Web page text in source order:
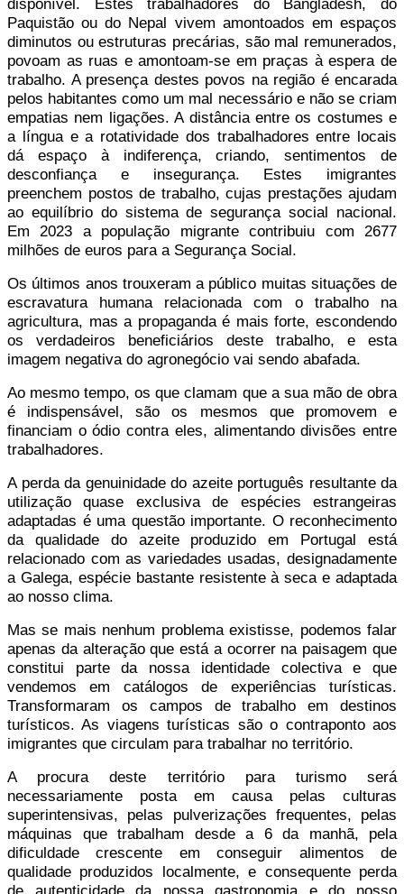
Paquistão ou do Nepal vivem amontoados em espaços
diminutos ou estruturas precárias, são mal remunerados,
povoam as ruas e amontoam-se em praças à espera de
trabalho. A presença destes povos na região é encarada
pelos habitantes como um mal necessário e não se criam
empatias nem ligações. A distância entre os costumes e
a língua e a rotatividade dos trabalhadores entre locais
dá espaço à indiferença, criando, sentimentos de
desconfiança e insegurança. Estes imigrantes
preenchem postos de trabalho, cujas prestações ajudam
ao equilíbrio do sistema de segurança social nacional.
Em 2023 a população migrante contribuiu com 2677
milhões de euros para a Segurança Social.
Os últimos anos trouxeram a público muitas situações de
escravatura humana relacionada com o trabalho na
agricultura, mas a propaganda é mais forte, escondendo
os verdadeiros beneficiários deste trabalho, e esta
imagem negativa do agronegócio vai sendo abafada.
Ao mesmo tempo, os que clamam que a sua mão de obra
é indispensável, são os mesmos que promovem e
financiam o ódio contra eles, alimentando divisões entre
trabalhadores.
A perda da genuinidade do azeite português resultante da
utilização quase exclusiva de espécies estrangeiras
adaptadas é uma questão importante. O reconhecimento
da qualidade do azeite produzido em Portugal está
relacionado com as variedades usadas, designadamente
a Galega, espécie bastante resistente à seca e adaptada
ao nosso clima.
Mas se mais nenhum problema existisse, podemos falar
apenas da alteração que está a ocorrer na paisagem que
constitui parte da nossa identidade colectiva e que
vendemos em catálogos de experiências turísticas.
Transformaram os campos de trabalho em destinos
turísticos. As viagens turísticas são o contraponto aos
imigrantes que circulam para trabalhar no território.
A procura deste território para turismo será
necessariamente posta em causa pelas culturas
superintensivas, pelas pulverizações frequentes, pelas
máquinas que trabalham desde a 6 da manhã, pela
dificuldade crescente em conseguir alimentos de
qualidade produzidos localmente, e consequente perda
de autenticidade da nossa gastronomia e do nosso